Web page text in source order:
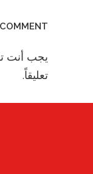
يجب أنت
تعليقاً.